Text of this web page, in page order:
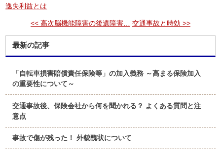
逸失利益とは
<< 高次脳機能障害の後遺障害… 交通事故と時効 >>
最新の記事
「自転車損害賠償責任保険等」の加入義務 ～高まる保険加入
の重要性について～
交通事故後、保険会社から何を聞かれる？ よくある質問と注
意点
事故で傷が残った！ 外貌醜状について